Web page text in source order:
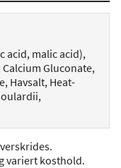
acid, malic acid),
Gluconate,
Havsalt, Heat-
variert kosthold.